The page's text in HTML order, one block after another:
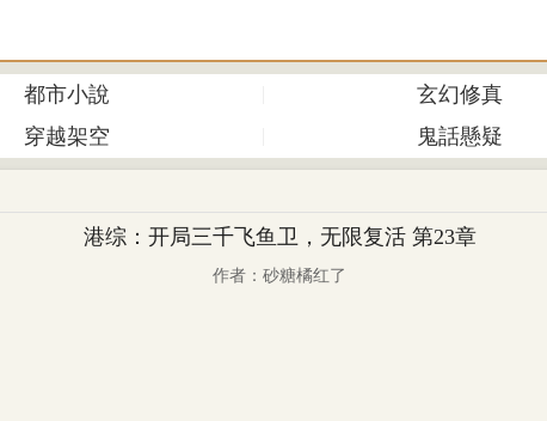
都市小說 玄幻修真
穿越架空 鬼話懸疑
港综：开局三千飞鱼卫，无限复活 第23章
作者：砂糖橘红了